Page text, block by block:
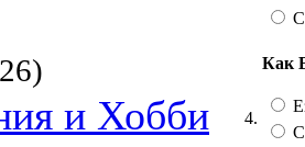
и Хобби 4.
Как